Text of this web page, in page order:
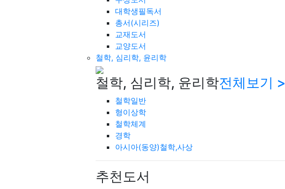
대학생필독서
총서(시리즈)
교재도서
교양도서
철학, 심리학, 윤리학
철학, 심리학, 윤리학전체보기 >
철학일반
형이상학
철학체계
경학
아시아(동양)철학,사상
추천도서